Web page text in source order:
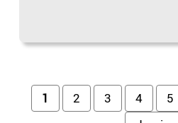
Pages
1 2 3 4 5